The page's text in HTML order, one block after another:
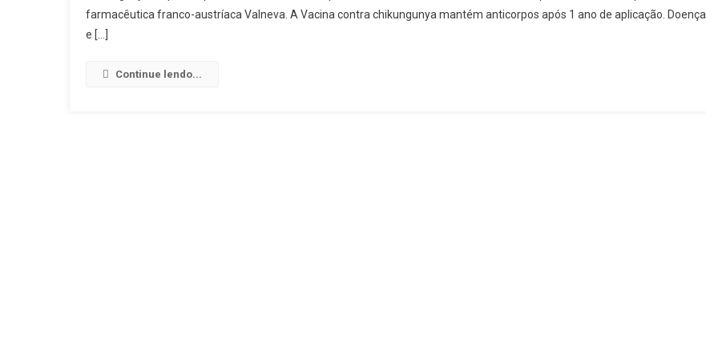
CONTRA
farmacêutica franco-austríaca Valneva. A Vacina contra chikungunya mantém anticorpos após 1 ano de aplicação. Doença
e […]
Continue lendo...